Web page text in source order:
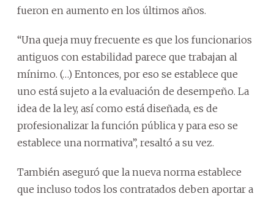
fueron en aumento en los últimos años.
“Una queja muy frecuente es que los funcionarios
antiguos con estabilidad parece que trabajan al
mínimo. (…) Entonces, por eso se establece que
uno está sujeto a la evaluación de desempeño. La
idea de la ley, así como está diseñada, es de
profesionalizar la función pública y para eso se
establece una normativa”, resaltó a su vez.
También aseguró que la nueva norma establece
que incluso todos los contratados deben aportar a